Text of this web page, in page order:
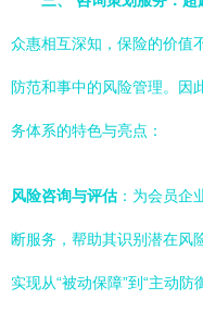
众惠相互深知，保险的价值
防范和事中的风险管理。因
务体系的特色与亮点：
风险咨询与评估：为会员企
断服务，帮助其识别潜在风
实现从“被动保障”到“主动防